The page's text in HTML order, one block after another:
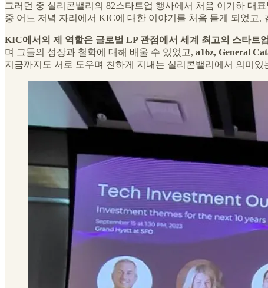
그러던 중 실리콘밸리의 82스타트업 행사에서 처음 이기하 대
중 어느 저녁 자리에서 KIC에 대한 이야기를 처음 듣게 되었고
KIC에서의 제 역할은 글로벌 LP 관점에서 세계 최고의 스타트
며 그들의 성장과 철학에 대해 배울 수 있었고, a16z, General
지금까지도 서로 도우며 친하게 지내는 실리콘밸리에서 의미있